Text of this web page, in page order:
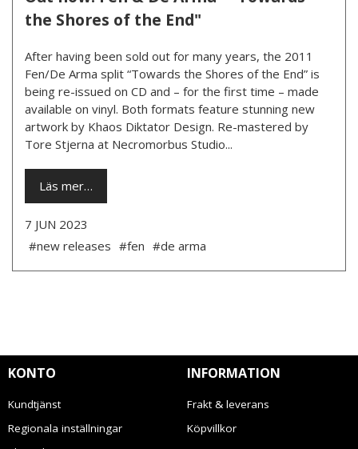
the Shores of the End"
After having been sold out for many years, the 2011
Fen/De Arma split “Towards the Shores of the End” is
being re-issued on CD and – for the first time – made
available on vinyl. Both formats feature stunning new
artwork by Khaos Diktator Design. Re-mastered by
Tore Stjerna at Necromorbus Studio...
Läs mer…
7 JUN 2023
#new releases #fen #de arma
KONTO
Kundtjänst
Regionala inställningar
INFORMATION
Frakt & leverans
Köpvillkor